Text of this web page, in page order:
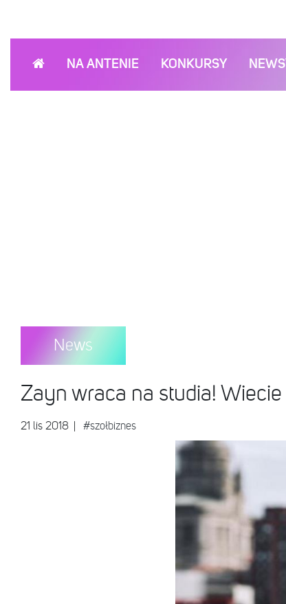
NA ANTENIE KONKURSY
News
Zayn wraca na studia! Wiecie
21 lis 2018 #szołbiznes